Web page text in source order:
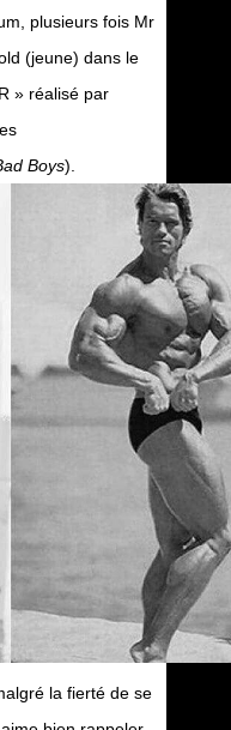
plusieurs fois Mr
(jeune) dans le
» réalisé par
Boys).
la fierté de se